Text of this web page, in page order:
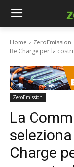
Home ZeroEmission
Be Charge per la
ZeroEmission
La
Charge